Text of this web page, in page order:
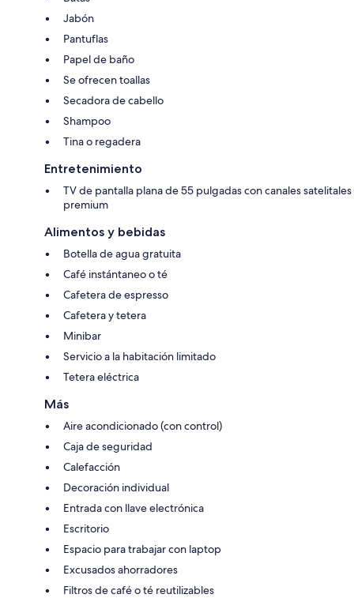
Jabón
Pantuflas
Papel de baño
Se ofrecen toallas
Secadora de cabello
Shampoo
Tina o regadera
Entretenimiento
TV de pantalla plana de 55 pulgadas con canales satelitales
premium
Alimentos y bebidas
Botella de agua gratuita
Café instántaneo o té
Cafetera de espresso
Cafetera y tetera
Minibar
Servicio a la habitación limitado
Tetera eléctrica
Más
Aire acondicionado (con control)
Caja de seguridad
Calefacción
Decoración individual
Entrada con llave electrónica
Escritorio
Espacio para trabajar con laptop
Excusados ahorradores
Filtros de café o té reutilizables